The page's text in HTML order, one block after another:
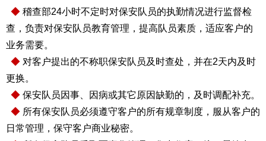
◆ 稽查部24小时不定时对保安队员的执勤情况进行监督检
查，负责对保安队员教育管理，提高队员素质，适应客户的
业务需要。
◆ 对客户提出的不称职保安队员及时查处，并在2天内及时
更换。
◆ 保安队员因事、因病或其它原因缺勤的，及时调配补充。
◆ 所有保安队员必须遵守客户的所有规章制度，服从客户的
日常管理，保守客户商业秘密。